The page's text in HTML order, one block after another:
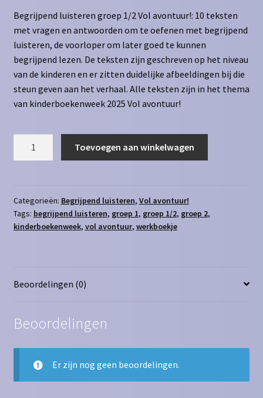
Begrijpend luisteren groep 1/2 Vol avontuur!: 10 teksten
met vragen en antwoorden om te oefenen met begrijpend
luisteren, de voorloper om later goed te kunnen
begrijpend lezen. De teksten zijn geschreven op het niveau
van de kinderen en er zitten duidelijke afbeeldingen bij die
steun geven aan het verhaal. Alle teksten zijn in het thema
van kinderboekenweek 2025 Vol avontuur!
1/2
-
Vol
Toevoegen aan winkelwagen
Categorieën: Begrijpend luisteren, Vol avontuur!
Tags: begrijpend luisteren, groep 1, groep 1/2, groep 2,
kinderboekenweek, vol avontuur, werkboekje
Beoordelingen (0)
Beoordelingen
Er zijn nog geen beoordelingen.